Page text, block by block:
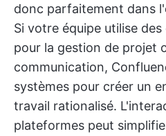
donc parfaitement dans
Si votre équipe utilise
pour la gestion de projet
communication,
systèmes pour créer un
travail rationalisé.
plateformes peut